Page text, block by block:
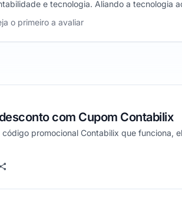
e tecnologia. Aliando a tecnologia
empresa.
de 1 a 5 estrelas
o primeiro a avaliar
com Cupom Contabilix
código promocional Contabilix que funciona,
não funcionou